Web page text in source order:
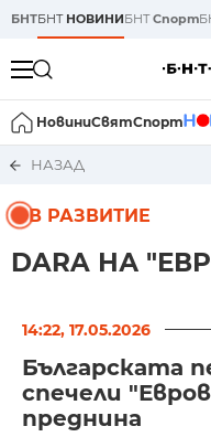
БНТБНТ НОВИНИБНТСпорт
НовиниСвятСпорт
НАЗАД
В РАЗВИТИЕ
DARA НА
14:22, 17.05.2026
Българската
спечели
преднина